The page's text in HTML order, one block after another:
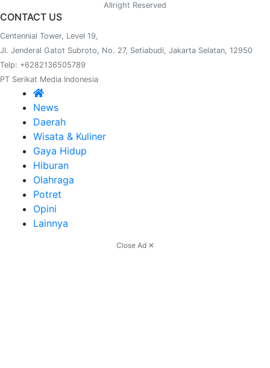
Allright Reserved
CONTACT US
Centennial Tower, Level 19,
Jl. Jenderal Gatot Subroto, No. 27, Setiabudi, Jakarta Selatan, 12950
Telp: +6282136505789
PT Serikat Media Indonesia
News
Daerah
Wisata & Kuliner
Gaya Hidup
Hiburan
Olahraga
Potret
Opini
Lainnya
Close Ad ✕